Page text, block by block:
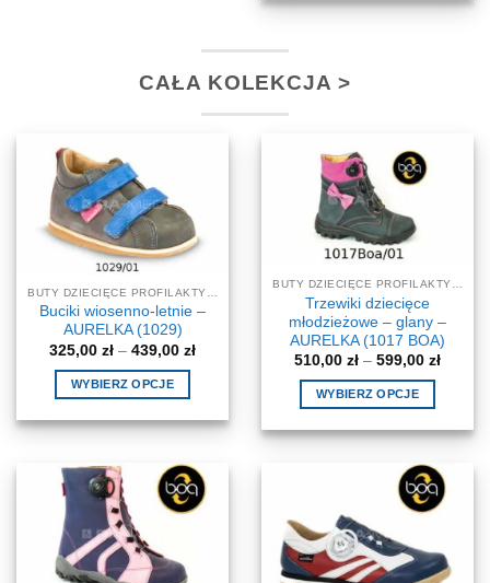
CAŁA KOLEKCJA >
Buciki wiosenno-letnie –
AURELKA (1029)
325,00 zł – 439,00 złZakres
439,00 zł
WYBIERZ OPCJE
produkt
wiele
wariantów.
Opcje
można
wybrać
Trzewiki dziecięce
młodzieżowe – glany –
AURELKA (1017 BOA)
510,00 zł – 599,00 złZakres
599,00
WYBIERZ OPCJE
produkt
wiele
wariantów.
Opcje
można